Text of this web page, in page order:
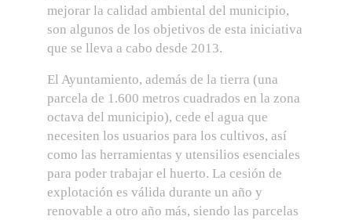
mejorar la calidad ambiental del municipio,
son algunos de los objetivos de esta iniciativa
que se lleva a cabo desde 2013.
El Ayuntamiento, además de la tierra (una
parcela de 1.600 metros cuadrados en la zona
octava del municipio), cede el agua que
necesiten los usuarios para los cultivos, así
como las herramientas y utensilios esenciales
para poder trabajar el huerto. La cesión de
explotación es válida durante un año y
renovable a otro año más, siendo las parcelas